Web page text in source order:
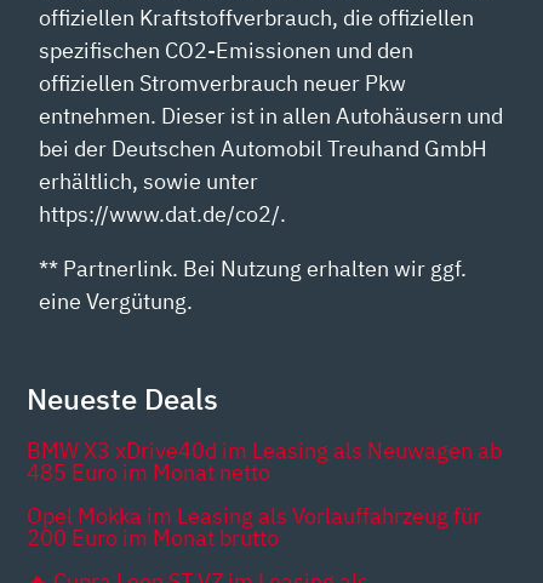
offiziellen Kraftstoffverbrauch, die offiziellen
spezifischen CO2-Emissionen und den
offiziellen Stromverbrauch neuer Pkw
entnehmen. Dieser ist in allen Autohäusern und
bei der Deutschen Automobil Treuhand GmbH
erhältlich, sowie unter
https://www.dat.de/co2/.
** Partnerlink. Bei Nutzung erhalten wir ggf.
eine Vergütung.
Neueste Deals
BMW X3 xDrive40d im Leasing als Neuwagen ab
485 Euro im Monat netto
Opel Mokka im Leasing als Vorlauffahrzeug für
200 Euro im Monat brutto